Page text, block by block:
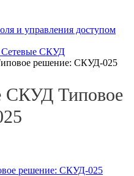
и управления доступом
Сетевые СКУД
решение: СКУД-025
СКУД Типовое